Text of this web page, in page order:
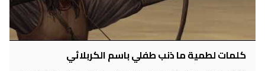
كلمات لطمية ما ذنب طفلي باسم الكربلائي